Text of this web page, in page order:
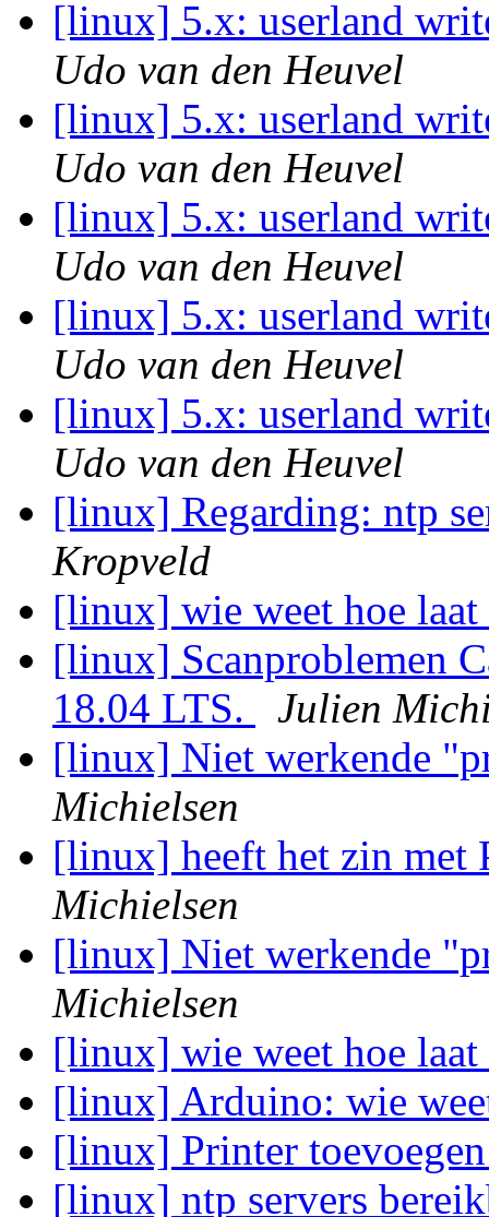
[linux] 5.x: userland
Udo van den Heuvel
[linux] 5.x: userland
Udo van den Heuvel
[linux] 5.x: userland
Udo van den Heuvel
[linux] 5.x: userland
Udo van den Heuvel
[linux] 5.x: userland
Udo van den Heuvel
[linux] Regarding: ntp
Kropveld
[linux] wie weet hoe
[linux] Scanproblemen
18.04 LTS.
Julien
[linux] Niet werkende
Michielsen
[linux] heeft het zin met
Michielsen
[linux] Niet werkende
Michielsen
[linux] wie weet hoe
[linux] Arduino: wie
[linux] Printer
[linux] ntp servers